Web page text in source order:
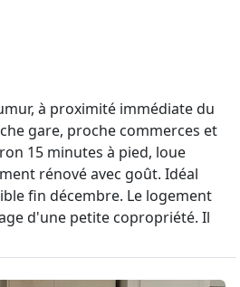
à proximité immédiate du
gare, proche commerces et
15 minutes à pied, loue
rénové avec goût. Idéal
fin décembre. Le logement
d'une petite copropriété. Il